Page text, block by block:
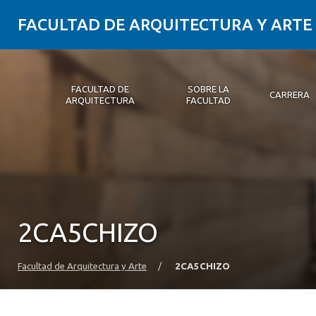
FACULTAD DE ARQUITECTURA Y ARTE
FACULTAD DE
ARQUITECTURA
SOBRE LA
FACULTAD
CARRERA
2CA5CHIZO
Facultad de Arquitectura y Arte / 2CA5CHIZO